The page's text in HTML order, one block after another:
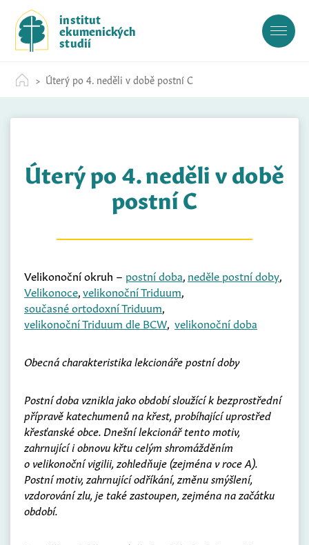
c
institut
ekumenických
studií
Úterý po 4. neděli v době postní C
Úterý po 4. neděli v době
postní C
Velikonoční okruh – postní doba, neděle postní doby,
Velikonoce,velikonoční Triduum,
současné ortodoxní Triduum,
velikonoční Triduum dle BCW, velikonoční doba
Obecná charakteristika lekcionáře postní doby
Postní doba vznikla jako období sloužící k bezprostřední
přípravě katechumenů na křest, probíhající uprostřed
křesťanské obce. Dnešní lekcionář tento motiv,
zahrnující i obnovu křtu celým shromážděním
o velikonoční vigilii, zohledňuje (zejména v roce A).
Postní motiv, zahrnující odříkání, změnu smýšlení,
vzdorování zlu, je také zastoupen, zejména na začátku
období.